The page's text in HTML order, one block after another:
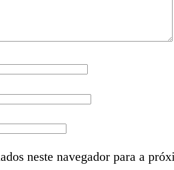
neste navegador para a